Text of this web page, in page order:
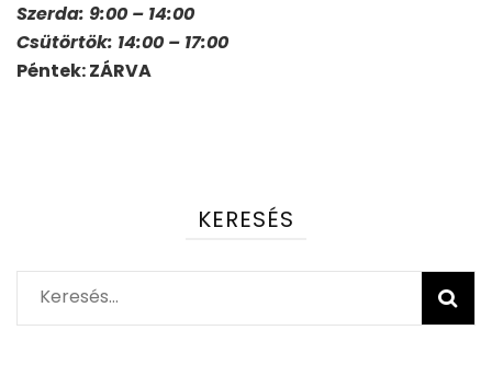
Szerda: 9:00 – 14:00
Csütörtök: 14:00 – 17:00
Péntek: ZÁRVA
KERESÉS
Keresés: